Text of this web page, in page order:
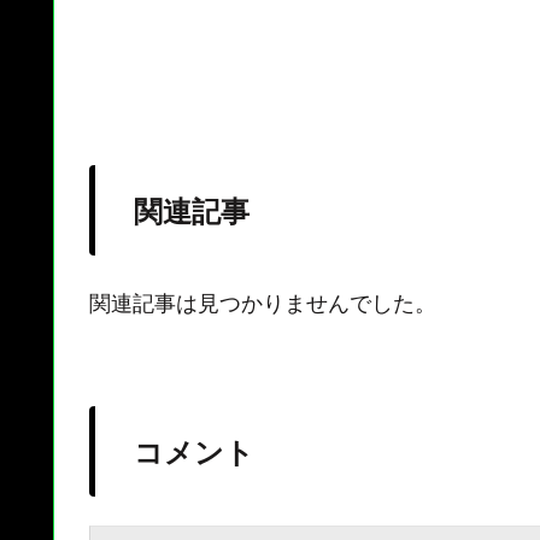
関連記事
関連記事は見つかりませんでした。
コメント